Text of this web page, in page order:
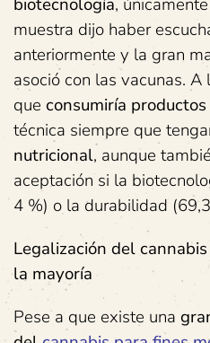
muestra dijo haber
anteriormente y la gran
asoció con las vacunas. A
que consumiría
técnica siempre que
nutricional, aunque
aceptación si la
4 %) o la durabilidad
Legalización del
la mayoría
Pese a que existe una